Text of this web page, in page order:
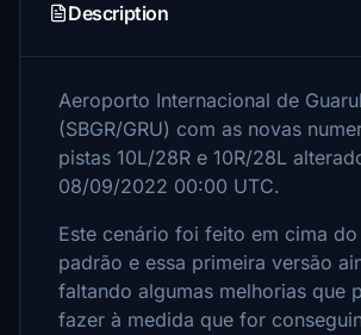
Description
Aeroporto Internacional de
(SBGR/GRU) com as novas
pistas 10L/28R e 10R/28L
08/09/2022 00:00 UTC.
Este cenário foi feito em cima
padrão e essa primeira versão
faltando algumas melhorias que
fazer à medida que for